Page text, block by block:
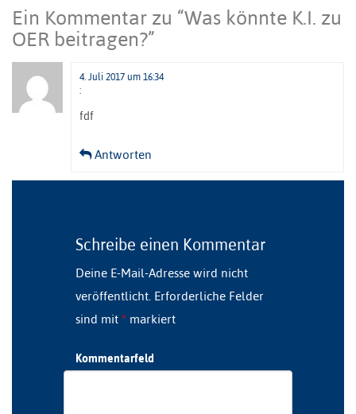
Ein Kommentar zu “Was könnte K.I. zu
OER beitragen?”
4. Juli 2017 um 16:34
:
fdf
Antworten
Schreibe einen Kommentar
Deine E-Mail-Adresse wird nicht
veröffentlicht. Erforderliche Felder
sind mit * markiert
Kommentarfeld